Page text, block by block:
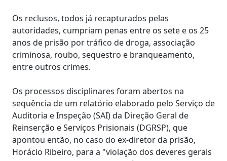
Os reclusos, todos já recapturados pelas
autoridades, cumpriam penas entre os sete e os 25
anos de prisão por tráfico de droga, associação
criminosa, roubo, sequestro e branqueamento,
entre outros crimes.
Os processos disciplinares foram abertos na
sequência de um relatório elaborado pelo Serviço de
Auditoria e Inspeção (SAI) da Direção Geral de
Reinserção e Serviços Prisionais (DGRSP), que
apontou então, no caso do ex-diretor da prisão,
Horácio Ribeiro, para a "violação dos deveres gerais